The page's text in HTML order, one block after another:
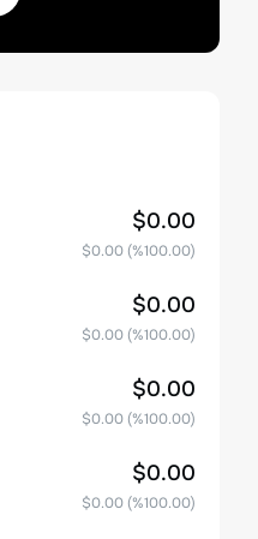
$0.00
$0.00(%100.00)
$0.00
$0.00(%100.00)
$0.00
$0.00(%100.00)
$0.00
$0.00(%100.00)